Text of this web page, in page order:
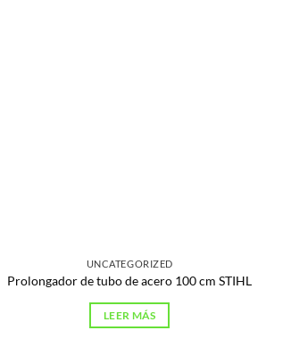
UNCATEGORIZED
Prolongador de tubo de acero 100 cm STIHL
LEER MÁS